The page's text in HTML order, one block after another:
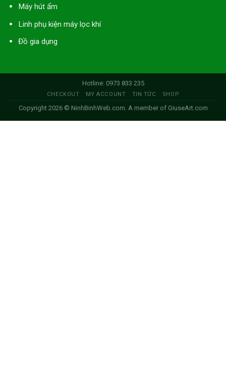
Máy hút ẩm
Linh phụ kiện máy lọc khí
Đồ gia dụng
Hotline: 0973 833 235
CHECKOUT MY ACCOUNT TIN TỨC SHOP
Copyright 2026 © NinhBinhWeb.com. A member of GiuseArt.com